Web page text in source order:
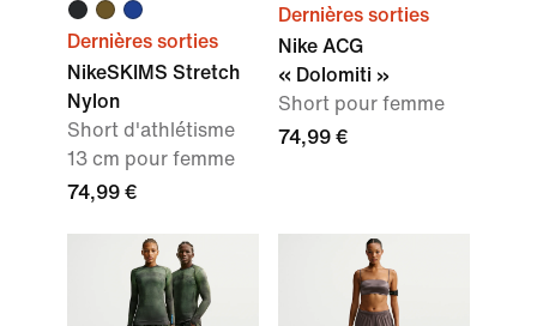
Dernières sorties
NikeSKIMS Stretch
Nylon
Short d'athlétisme
13 cm pour femme
74,99 €
Dernières sorties
Nike ACG
« Dolomiti »
Short pour femme
74,99 €